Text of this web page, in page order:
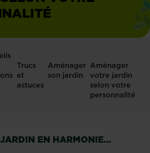
Trucs
et
astuces
Aménager
son jardin
Aménager
votre jardin
selon votre
personnalité
EN HARMONIE…